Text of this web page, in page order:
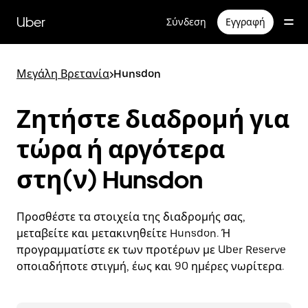
κύριο
περιεχόμενο
Uber Σύνδεση Εγγραφή
Μεγάλη Βρετανία>Hunsdon
Ζητήστε διαδρομή για
τώρα ή αργότερα
στη(ν) Hunsdon
Προσθέστε τα στοιχεία της διαδρομής σας,
μεταβείτε και μετακινηθείτε Hunsdon. Ή
προγραμματίστε εκ των προτέρων με Uber Reserve
οποιαδήποτε στιγμή, έως και 90 ημέρες νωρίτερα.